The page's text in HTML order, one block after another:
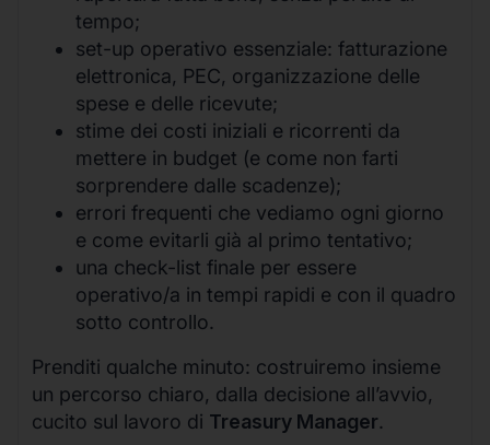
tempo;
set-up operativo essenziale: fatturazione
elettronica, PEC, organizzazione delle
spese e delle ricevute;
stime dei costi iniziali e ricorrenti da
mettere in budget (e come non farti
sorprendere dalle scadenze);
errori frequenti che vediamo ogni giorno
e come evitarli già al primo tentativo;
una check-list finale per essere
operativo/a in tempi rapidi e con il quadro
sotto controllo.
Prenditi qualche minuto: costruiremo insieme
un percorso chiaro, dalla decisione all’avvio,
cucito sul lavoro di Treasury Manager.